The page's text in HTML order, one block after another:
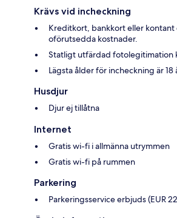
Krävs vid incheckning
Kreditkort, bankkort eller
oförutsedda kostnader.
Statligt utfärdad fotolegitimation
Lägsta ålder för incheckning är 18
Husdjur
Djur ej tillåtna
Internet
Gratis wi-fi i allmänna utrymmen
Gratis wi-fi på rummen
Parkering
Parkeringsservice erbjuds (EUR